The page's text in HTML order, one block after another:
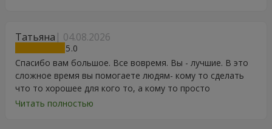
Татьяна 04.08.2026
5
Спасибо вам большое. Все вовремя. Вы - лучшие. В это
сложное время вы помогаете людям- кому то сделать
что то хорошее для кого то, а кому то просто
порадоваться цветам, подарку, тортику, поздравлению.
Читать полностью